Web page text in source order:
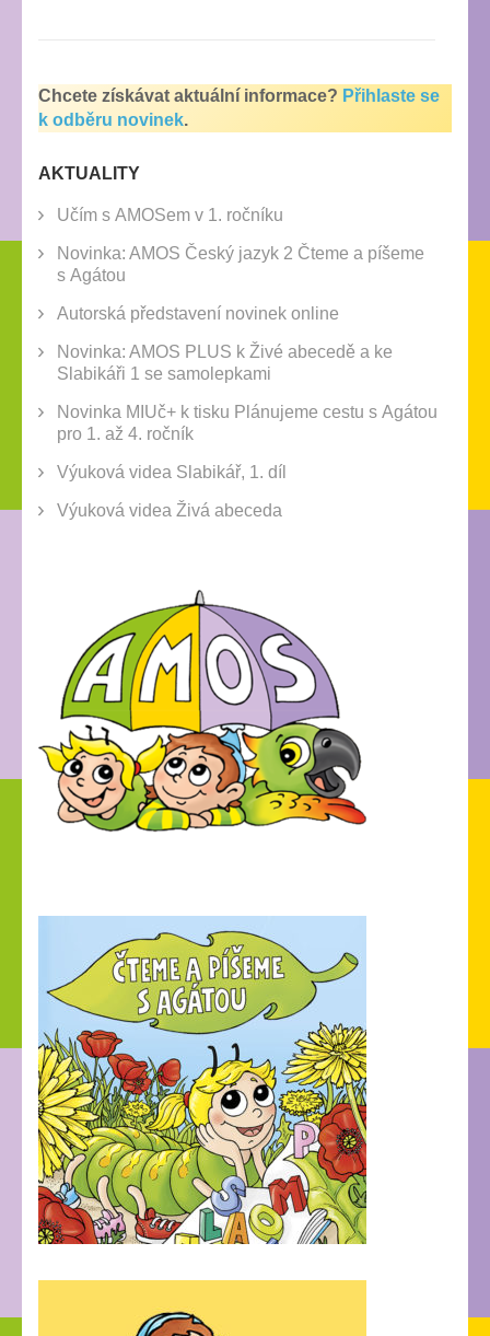
Chcete získávat aktuální informace? Přihlaste se
k odběru novinek.
AKTUALITY
Učím s AMOSem v 1. ročníku
Novinka: AMOS Český jazyk 2 Čteme a píšeme
s Agátou
Autorská představení novinek online
Novinka: AMOS PLUS k Živé abecedě a ke
Slabikáři 1 se samolepkami
Novinka MIUč+ k tisku Plánujeme cestu s Agátou
pro 1. až 4. ročník
Výuková videa Slabikář, 1. díl
Výuková videa Živá abeceda